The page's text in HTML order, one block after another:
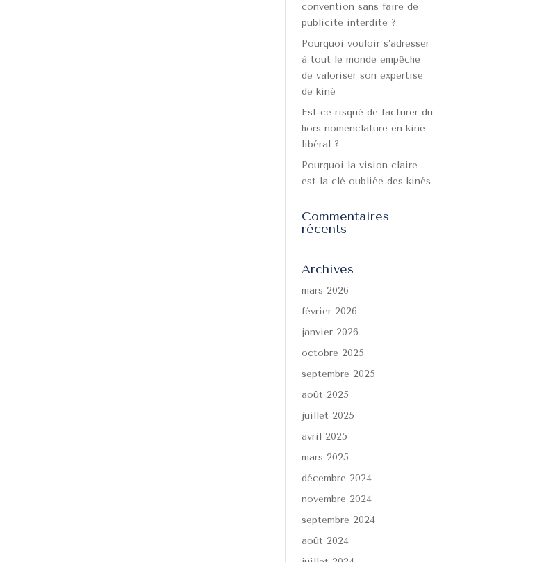
convention sans faire de
publicité interdite ?
Pourquoi vouloir s’adresser
à tout le monde empêche
de valoriser son expertise
de kiné
Est-ce risqué de facturer du
hors nomenclature en kiné
libéral ?
Pourquoi la vision claire
est la clé oubliée des kinés
Commentaires
récents
Archives
mars 2026
février 2026
janvier 2026
octobre 2025
septembre 2025
août 2025
juillet 2025
avril 2025
mars 2025
décembre 2024
novembre 2024
septembre 2024
août 2024